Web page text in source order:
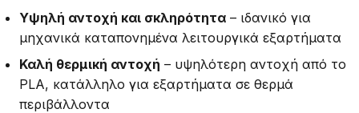
Υψηλή αντοχή και σκληρότητα – ιδανικό για
μηχανικά καταπονημένα λειτουργικά εξαρτήματα
Καλή θερμική αντοχή – υψηλότερη αντοχή από το
PLA, κατάλληλο για εξαρτήματα σε θερμά
περιβάλλοντα